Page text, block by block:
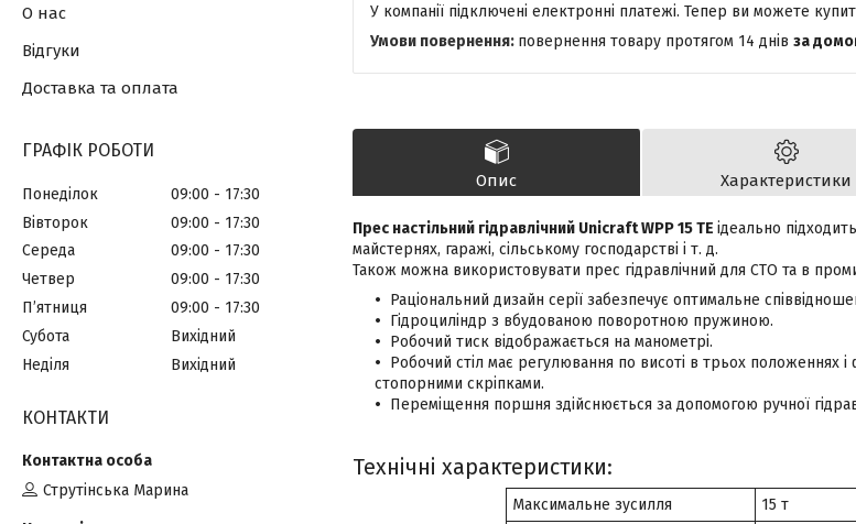
У компанії підключені електронні платежі. Тепер ви можете
повернення товару протягом 14 днів за
Опис Характеристики
Прес настільний гідравлічний Unicraft WPP 15 TE ідеально
майстернях, гаражі, сільському господарстві і т. д.
Також можна використовувати прес гідравлічний для СТО та в
Раціональний дизайн серії забезпечує оптимальне
Гідроциліндр з вбудованою поворотною пружиною.
Робочий тиск відображається на манометрі.
Робочий стіл має регулювання по висоті в трьох положеннях і
стопорними скріпками.
Переміщення поршня здійснюється за допомогою ручної
Технічні характеристики:
Максимальне зусилля 15 т
О нас
Відгуки
Доставка та оплата
ГРАФІК РОБОТИ
Понеділок 09:00
17:30
Вівторок
09:00
17:30
Середа
09:00
17:30
Четвер
09:00
17:30
Пʼятниця
09:00
17:30
Субота
Вихідний
Неділя
Вихідний
КОНТАКТИ
Струтінська Марина